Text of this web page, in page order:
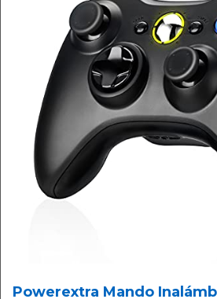
Powerextra Mando